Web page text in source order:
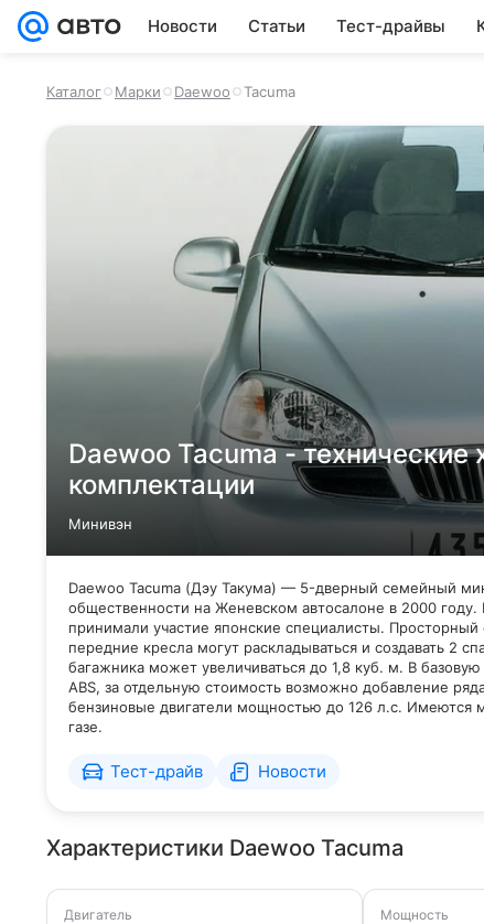
Новости Статьи Тест-драйвы
Каталог Марки Daewoo Tacuma
Daewoo Tacuma - технические
комплектации
Минивэн
Daewoo Tacuma (Дэу Такума) — 5-дверный семейный
общественности на Женевском автосалоне в 2000 году.
принимали участие японские специалисты.
передние кресла могут раскладываться и создавать 2
багажника может увеличиваться до 1,8 куб. м. В
ABS, за отдельную стоимость возможно добавление
бензиновые двигатели мощностью до 126 л.с.
газе.
Тест-драйв Новости
Характеристики Daewoo Tacuma
Двигатель Мощность